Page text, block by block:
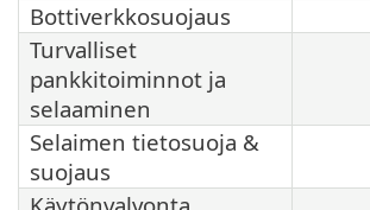
Bottiverkkosuojaus
Turvalliset
pankkitoiminnot ja
selaaminen
Selaimen tietosuoja &
suojaus